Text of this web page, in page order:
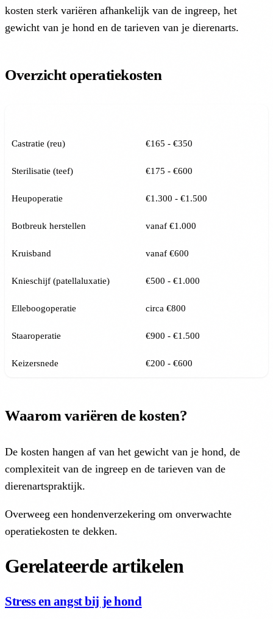
kosten sterk variëren afhankelijk van de ingreep, het
gewicht van je hond en de tarieven van je dierenarts.
Overzicht operatiekosten
Castratie (reu) €165 - €350
Sterilisatie (teef) €175 - €600
Heupoperatie €1.300 - €1.500
Botbreuk herstellen vanaf €1.000
Kruisband vanaf €600
Knieschijf (patellaluxatie) €500 - €1.000
Elleboogoperatie circa €800
Staaroperatie €900 - €1.500
Keizersnede €200 - €600
Waarom variëren de kosten?
De kosten hangen af van het gewicht van je hond, de
complexiteit van de ingreep en de tarieven van de
dierenartspraktijk.
Overweeg een hondenverzekering om onverwachte
operatiekosten te dekken.
Gerelateerde artikelen
Stress en angst bij je hond